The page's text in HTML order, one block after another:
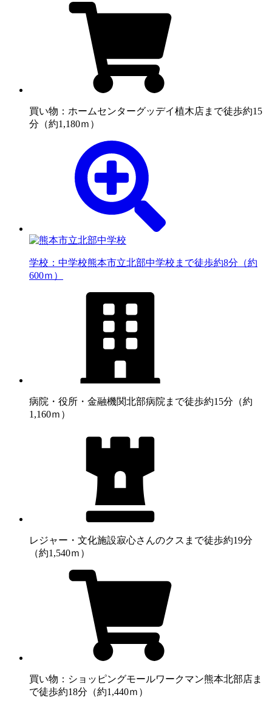
買い物：ホームセンターグッデイ植木店まで徒歩約15
分（約1,180ｍ）
学校：中学校熊本市立北部中学校まで徒歩約8分（約
600ｍ）
病院・役所・金融機関北部病院まで徒歩約15分（約
1,160ｍ）
レジャー・文化施設寂心さんのクスまで徒歩約19分
（約1,540ｍ）
買い物：ショッピングモールワークマン熊本北部店ま
で徒歩約18分（約1,440ｍ）